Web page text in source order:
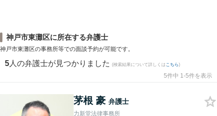
神戸市東灘区に所在する弁護士
神戸市東灘区の事務所等での面談予約が可能です。
5 人の弁護士が見つかりました (検索結果について詳しくは こちら)
5件中 1-5件を表示
茅根 豪 弁護士
力新堂法律事務所